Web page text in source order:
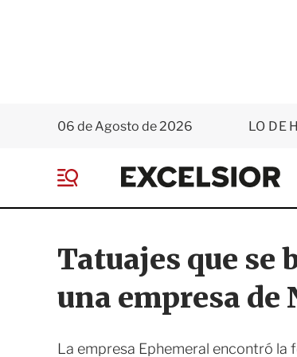
06 de Agosto de 2026 LO DE
E
x
e
s
o
e
Tatuajes que se
una empresa de
La empresa Ephemeral encontró